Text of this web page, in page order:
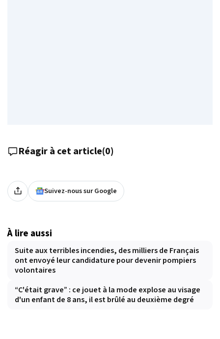
Réagir à cet article(0)
Suivez-nous sur Google
À lire aussi
Suite aux terribles incendies, des milliers de Français
ont envoyé leur candidature pour devenir pompiers
volontaires
“C'était grave” : ce jouet à la mode explose au visage
d'un enfant de 8 ans, il est brûlé au deuxième degré